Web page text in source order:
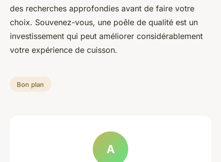
des recherches approfondies avant de faire votre
choix. Souvenez-vous, une poêle de qualité est un
investissement qui peut améliorer considérablement
votre expérience de cuisson.
Bon plan
A